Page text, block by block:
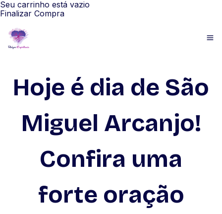
Seu carrinho está vazio
Finalizar Compra
Hoje é dia de São
Miguel Arcanjo!
Confira uma
forte oração